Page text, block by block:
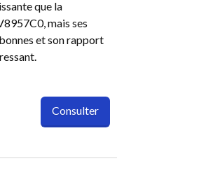
que la
mais ses
et son rapport
Consulter